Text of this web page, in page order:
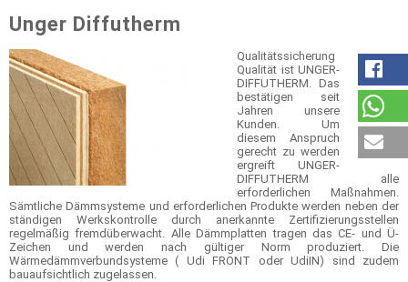
Unger Diffutherm
Qualitätssicherung
Qualität ist UNGER-
DIFFUTHERM. Das
bestätigen seit
Jahren unsere
Kunden. Um
diesem Anspruch
gerecht zu werden
ergreift UNGER-
DIFFUTHERM alle
erforderlichen Maßnahmen.
Sämtliche Dämmsysteme und erforderlichen Produkte werden neben der
ständigen Werkskontrolle durch anerkannte Zertifizierungsstellen
regelmäßig fremdüberwacht. Alle Dämmplatten tragen das CE- und Ü-
Zeichen und werden nach gültiger Norm produziert. Die
Wärmedämmverbundsysteme ( Udi FRONT oder UdiIN) sind zudem
bauaufsichtlich zugelassen.